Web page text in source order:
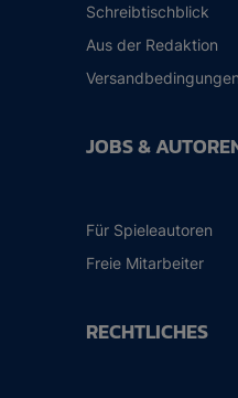
Schreibtischblick
Aus der Redaktion
Versandbedingungen
JOBS &
Für Spieleautoren
Freie Mitarbeiter
RECHTLICHES